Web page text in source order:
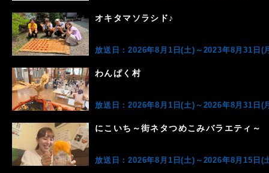
オキタマソラシド♪
放送日：2026年8月1日(土)～2023年8月31日(
わんぱく村
放送日：2026年8月1日(土)～2026年8月31日(
にこいち～街ネタつめこみバラエティ～
放送日：2026年8月1日(土)～2026年8月15日(